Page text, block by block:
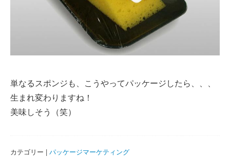
単なるスポンジも、こうやってパッケージしたら、、、
生まれ変わりますね！
美味しそう（笑）
カテゴリー | パッケージマーケティング